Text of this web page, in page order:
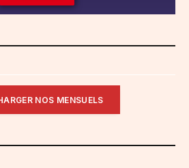
NOS MENSUELS